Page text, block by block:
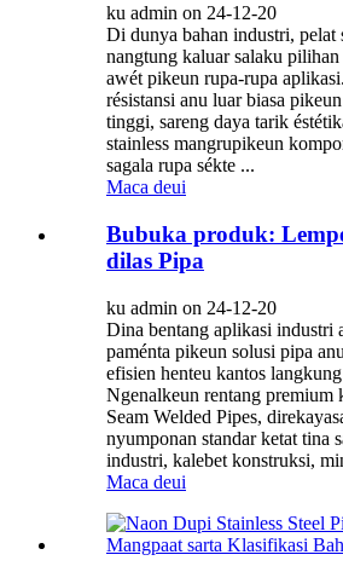
ku admin on 24-12-20
Di dunya bahan industri, pelat
nangtung kaluar salaku pilihan
awét pikeun rupa-rupa
résistansi anu luar biasa
tinggi, sareng daya tarik
stainless mangrupikeun
sagala rupa sékte ...
Maca deui
Bubuka produk:
dilas Pipa
ku admin on 24-12-20
Dina bentang aplikasi industri
paménta pikeun solusi pipa
efisien henteu kantos
Ngenalkeun rentang premium
Seam Welded Pipes,
nyumponan standar ketat tina
industri, kalebet konstruksi,
Maca deui